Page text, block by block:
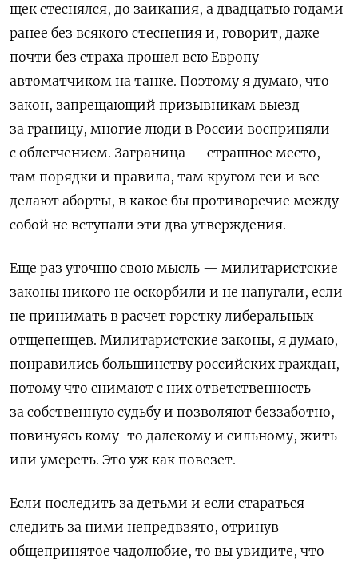
щек стеснялся, до заикания, а двадцатью годами
ранее без всякого стеснения и, говорит, даже
почти без страха прошел всю Европу
автоматчиком на танке. Поэтому я думаю, что
закон, запрещающий призывникам выезд
за границу, многие люди в России восприняли
с облегчением. Заграница — страшное место,
там порядки и правила, там кругом геи и все
делают аборты, в какое бы противоречие между
собой не вступали эти два утверждения.
Еще раз уточню свою мысль — милитаристские
законы никого не оскорбили и не напугали, если
не принимать в расчет горстку либеральных
отщепенцев. Милитаристские законы, я думаю,
понравились большинству российских граждан,
потому что снимают с них ответственность
за собственную судьбу и позволяют беззаботно,
повинуясь кому-то далекому и сильному, жить
или умереть. Это уж как повезет.
Если последить за детьми и если стараться
следить за ними непредвзято, отринув
общепринятое чадолюбие, то вы увидите, что